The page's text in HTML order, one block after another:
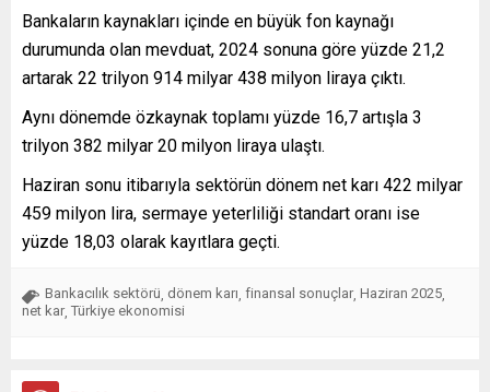
Bankaların kaynakları içinde en büyük fon kaynağı
durumunda olan mevduat, 2024 sonuna göre yüzde 21,2
artarak 22 trilyon 914 milyar 438 milyon liraya çıktı.
Aynı dönemde özkaynak toplamı yüzde 16,7 artışla 3
trilyon 382 milyar 20 milyon liraya ulaştı.
Haziran sonu itibarıyla sektörün dönem net karı 422 milyar
459 milyon lira, sermaye yeterliliği standart oranı ise
yüzde 18,03 olarak kayıtlara geçti.
Bankacılık sektörü dönem karı finansal sonuçlar Haziran 2025
net kar Türkiye ekonomisi